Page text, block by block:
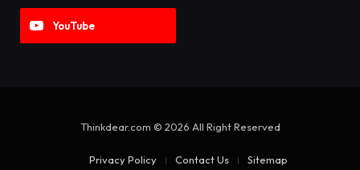
YouTube
Thinkdear.com © 2026 All Right Reserved
Privacy Policy Contact Us Sitemap